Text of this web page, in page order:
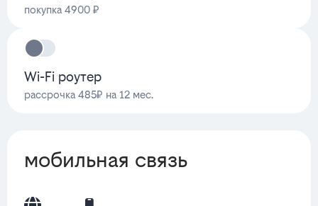
покупка 4900 ₽
Wi-Fi роутер
рассрочка 485₽ на 12 мес.
мобильная связь